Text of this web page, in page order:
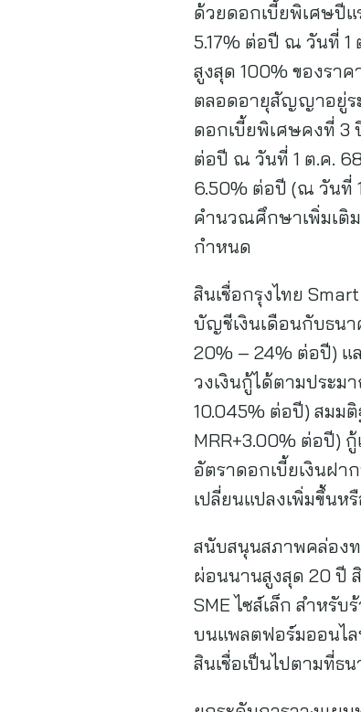
ด้วยดอกเบี้ยพิเศษปี
5.17% ต่อปี ณ วันที่ 1
สูงสุด 100% ของรา
ตลอดอายุสัญญาอยู่ร
ดอกเบี้ยพิเศษคงที่ 3
ต่อปี ณ วันที่ 1 ต.ค.
6.50% ต่อปี (ณ วันที่
คำนวณศึกษาเพิ่มเติม
กำหนด
สินเชื่อกรุงไทย
บัญชีเงินเดือนกับธนา
20% – 24% ต่อปี) แ
วงเงินกู้ได้ตามประม
10.045% ต่อปี) สมม
MRR+3.00% ต่อปี)
อัตราดอกเบี้ยเงินฝา
เปลี่ยนแปลงเพิ่มขึ้นห
สนับสนุนสภาพคล่องท
ผ่อนนานสูงสุด 20 ปี สิ
SME ไซส์เล็ก สำหรั
บนแพลตฟอร์มออนไล
สินเชื่อเป็นไปตามที่ธ